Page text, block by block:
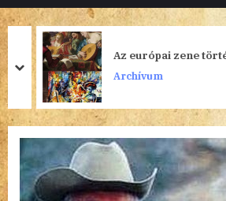
Az európai zene
Archívum
prev
next